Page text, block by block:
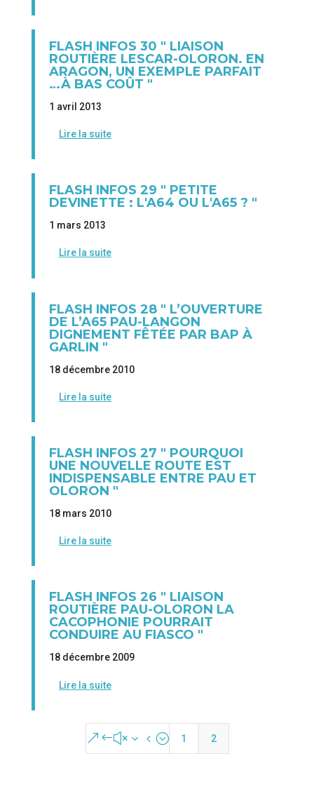
FLASH INFOS 30 " LIAISON
ROUTIÈRE LESCAR-OLORON. EN
ARAGON, UN EXEMPLE PARFAIT
…À BAS COÛT "
1 avril 2013
Lire la suite
FLASH INFOS 29 " PETITE
DEVINETTE : L'A64 OU L'A65 ? "
1 mars 2013
Lire la suite
FLASH INFOS 28 " L’OUVERTURE
DE L’A65 PAU-LANGON
DIGNEMENT FÊTÉE PAR BAP À
GARLIN "
18 décembre 2010
Lire la suite
FLASH INFOS 27 " POURQUOI
UNE NOUVELLE ROUTE EST
INDISPENSABLE ENTRE PAU ET
OLORON "
18 mars 2010
Lire la suite
FLASH INFOS 26 " LIAISON
ROUTIÈRE PAU-OLORON LA
CACOPHONIE POURRAIT
CONDUIRE AU FIASCO "
18 décembre 2009
Lire la suite
&#x34; 1 2